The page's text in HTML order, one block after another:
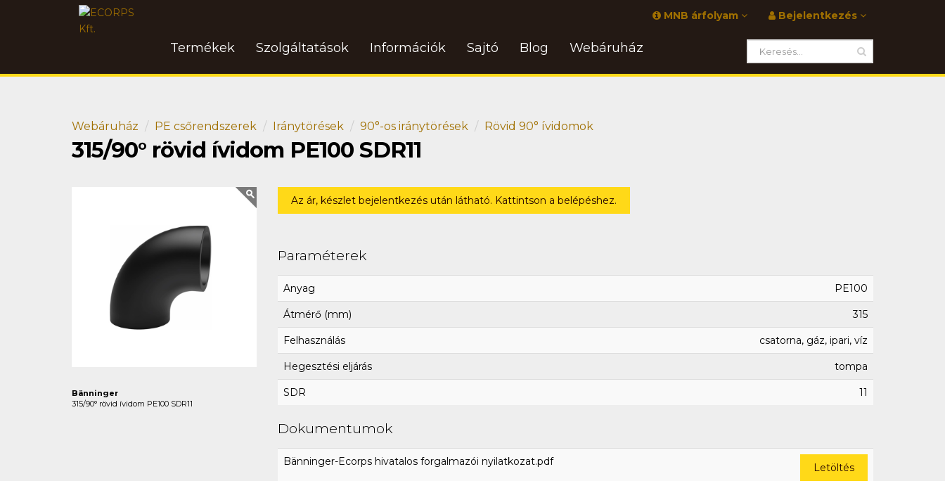
Bejelentkezés
MNB árfolyam
Termékek Szolgáltatások Információk Sajtó Blog Webáruház
Webáruház PE csőrendszerek Iránytörések 90°-os iránytörések Rövid 90° ívidomok
315/90° rövid ívidom PE100 SDR11
Bänninger
315/90° rövid ívidom PE100 SDR11
Az ár, készlet bejelentkezés után látható. Kattintson a belépéshez.
Paraméterek
Anyag PE100
Átmérő (mm) 315
Felhasználás csatorna, gáz, ipari, víz
Hegesztési eljárás tompa
SDR 11
Dokumentumok
Bänninger-Ecorps hivatalos forgalmazói nyilatkozat.pdf Letöltés